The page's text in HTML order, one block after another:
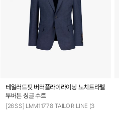
테일러드핏 버터플라이라이닝 노치트라펠
투버튼 싱글 수트
[26SS] LMM11778 TAILOR LINE (3